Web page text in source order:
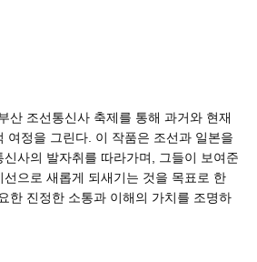
산 조선통신사 축제를 통해 과거와 현재
여정을 그린다. 이 작품은 조선과 일본을
사의 발자취를 따라가며, 그들이 보여준
으로 새롭게 되새기는 것을 목표로 한
한 진정한 소통과 이해의 가치를 조명하